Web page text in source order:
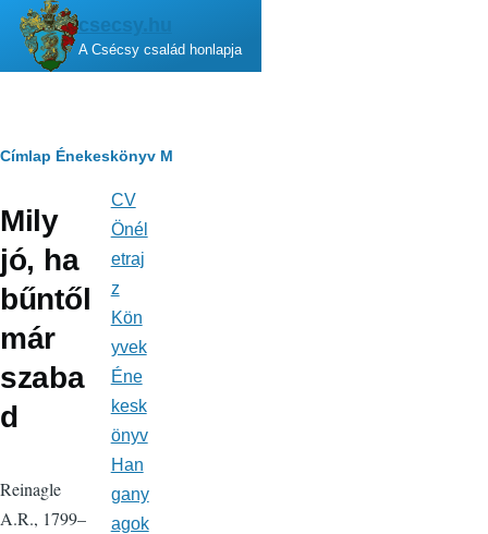
Ugrás a tartalomra
csecsy.hu
A Csécsy család honlapja
Morzsa
Címlap Énekeskönyv M
Mily
jó, ha
bűntől
már
szaba
d
Reinagle
A.R., 1799–
navigáció
CV
Önél
etraj
z
Kön
yvek
Éne
kesk
önyv
Han
gany
agok